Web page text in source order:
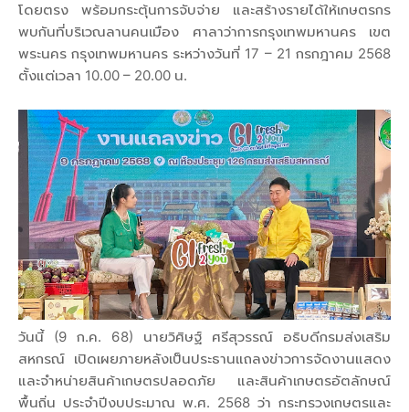
โดยตรง พร้อมกระตุ้นการจับจ่าย และสร้างรายได้ให้เกษตรกร
พบกันที่บริเวณลานคนเมือง ศาลาว่าการกรุงเทพมหานคร เขต
พระนคร กรุงเทพมหานคร ระหว่างวันที่ 17 – 21 กรกฎาคม 2568
ตั้งแต่เวลา 10.00 – 20.00 น.
วันนี้ (9 ก.ค. 68) นายวิศิษฐ์ ศรีสุวรรณ์ อธิบดีกรมส่งเสริม
สหกรณ์ เปิดเผยภายหลังเป็นประธานแถลงข่าวการจัดงานแสดง
และจำหน่ายสินค้าเกษตรปลอดภัย และสินค้าเกษตรอัตลักษณ์
พื้นถิ่น ประจำปีงบประมาณ พ.ศ. 2568 ว่า กระทรวงเกษตรและ